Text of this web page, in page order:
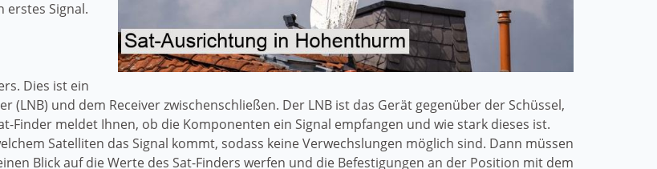
erstes Signal.
Dies ist ein
(LNB) und dem Receiver zwischenschließen. Der LNB ist das Gerät gegenüber der Schüssel,
Finder meldet Ihnen, ob die Komponenten ein Signal empfangen und wie stark dieses ist.
Satelliten das Signal kommt, sodass keine Verwechslungen möglich sind. Dann müssen
Blick auf die Werte des Sat-Finders werfen und die Befestigungen an der Position mit dem